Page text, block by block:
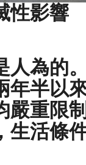
性影響
人為的
年半以
重限
生活條